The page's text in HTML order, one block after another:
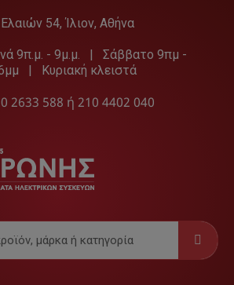
Ελαιών 54, Ίλιον, Αθήνα
9π.μ. - 9μ.μ. | Σάββατο 9πμ -
| Κυριακή κλειστά
2633 588 ή 210 4402 040